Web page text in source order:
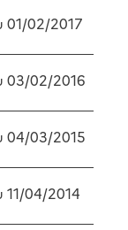
01/02/2017
03/02/2016
04/03/2015
11/04/2014